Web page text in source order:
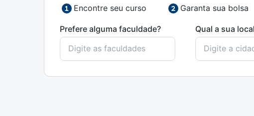
Encontre seu curso Garanta sua bolsa
Prefere alguma faculdade? Qual a sua